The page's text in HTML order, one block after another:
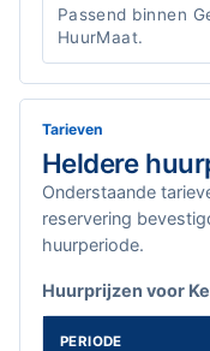
Passend binnen
HuurMaat.
Tarieven
Heldere
Onderstaande
reservering
huurperiode.
Huurprijzen voor
PERIODE